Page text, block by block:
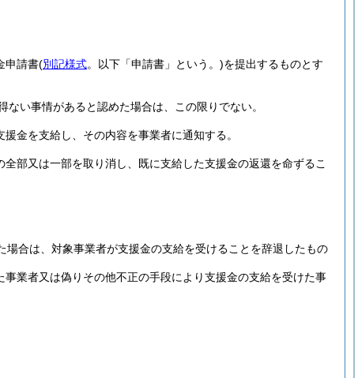
申請書(別記様式。以下「申請書」という。)を提出するものとす
ない事情があると認めた場合は、この限りでない。
金を支給し、その内容を事業者に通知する。
部又は一部を取り消し、既に支給した支援金の返還を命ずるこ
場合は、対象事業者が支援金の支給を受けることを辞退したもの
業者又は偽りその他不正の手段により支援金の支給を受けた事